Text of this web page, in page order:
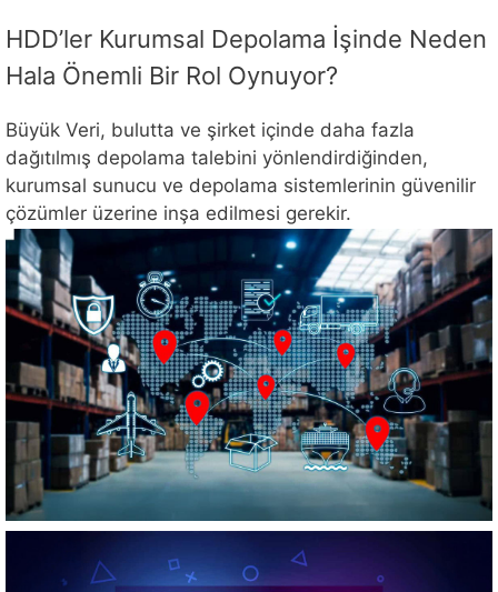
HDD’ler Kurumsal Depolama İşinde Neden
Hala Önemli Bir Rol Oynuyor?
Büyük Veri, bulutta ve şirket içinde daha fazla
dağıtılmış depolama talebini yönlendirdiğinden,
kurumsal sunucu ve depolama sistemlerinin güvenilir
çözümler üzerine inşa edilmesi gerekir.